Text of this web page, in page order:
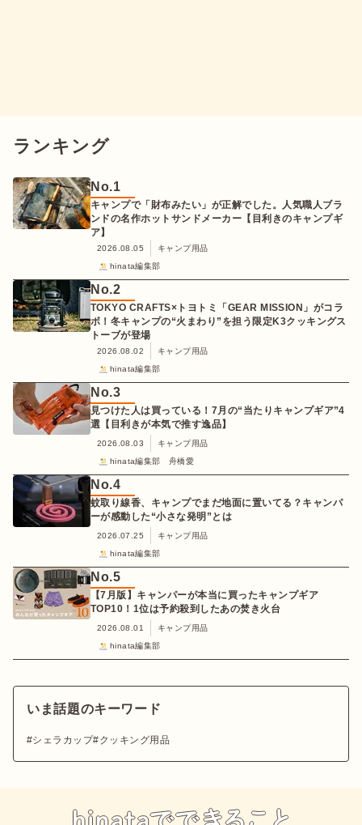
ランキング
No.1
キャンプで「財布みたい」が正解でした。人気職人ブラ
ンドの名作ホットサンドメーカー【目利きのキャンプギ
ア】
2026.08.05
キャンプ用品
hinata編集部
No.2
TOKYO CRAFTS×トヨトミ「GEAR MISSION」がコラ
ボ！冬キャンプの“火まわり”を担う限定K3クッキングス
トーブが登場
2026.08.02
キャンプ用品
hinata編集部
No.3
見つけた人は買っている！7月の“当たりキャンプギア”4
選【目利きが本気で推す逸品】
2026.08.03
キャンプ用品
hinata編集部 舟橋愛
No.4
蚊取り線香、キャンプでまだ地面に置いてる？キャンパ
ーが感動した“小さな発明”とは
2026.07.25
キャンプ用品
hinata編集部
No.5
【7月版】キャンパーが本当に買ったキャンプギア
TOP10！1位は予約殺到したあの焚き火台
2026.08.01
キャンプ用品
hinata編集部
いま話題のキーワード
シェラカップ クッキング用品